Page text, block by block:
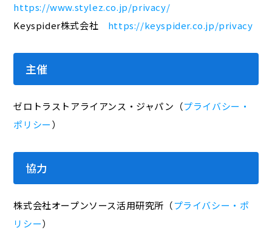
https://www.stylez.co.jp/privacy/
Keyspider株式会社 https://keyspider.co.jp/privacy
主催
ゼロトラストアライアンス・ジャパン（プライバシー・
ポリシー）
協力
株式会社オープンソース活用研究所（プライバシー・ポ
リシー）